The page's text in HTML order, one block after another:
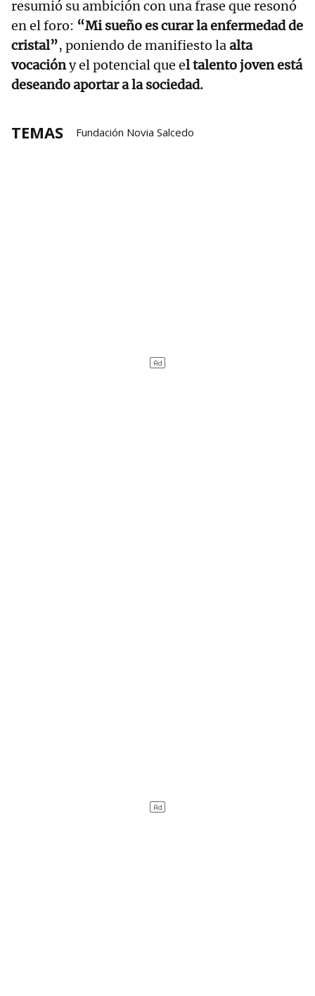
resumió su ambición con una frase que resonó
en el foro: “Mi sueño es curar la enfermedad de
cristal”, poniendo de manifiesto laalta
vocacióny el potencial que el talento joven está
deseando aportar a la sociedad.
TEMAS Fundación Novia Salcedo